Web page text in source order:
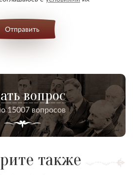
Отправить
вопрос
15007 вопросов
также